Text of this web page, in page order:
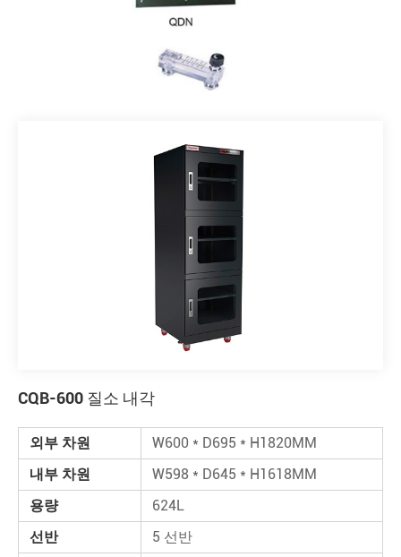
CQB-600 질소 내각
외부 차원
W600 * D695 * H1820MM
내부 차원
W598 * D645 * H1618MM
용량
624L
선반
5 선반